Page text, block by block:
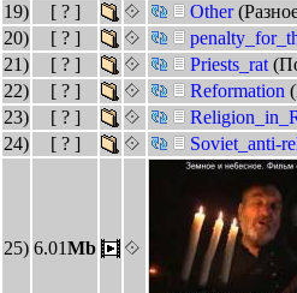
19)
[ ? ] Other
20)
[ ? ]
21)
[ ? ] Priests_rat
22)
[ ? ] Reformation
23)
[ ? ]
24)
[ ? ] Soviet_anti-
25) 6.01Mb